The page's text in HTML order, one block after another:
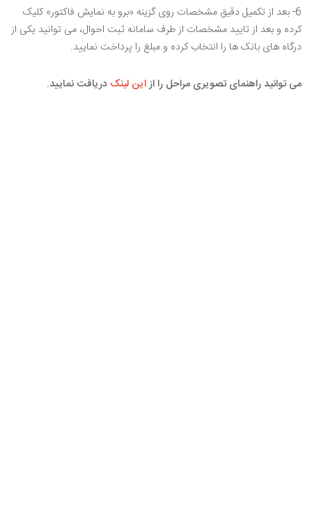
6- بعد از تکمیل دقیق مشخصات روی گزینه «برو به نمایش فاکتور» کلیک
کرده و بعد از تایید مشخصات از طرف سامانه ثبت احوال، می توانید یکی از
درگاه های بانک ها را انتخاب کرده و مبلغ را پرداخت نمایید.
می توانید راهنمای تصویری مراحل را ازاین لینک دریافت نمایید.